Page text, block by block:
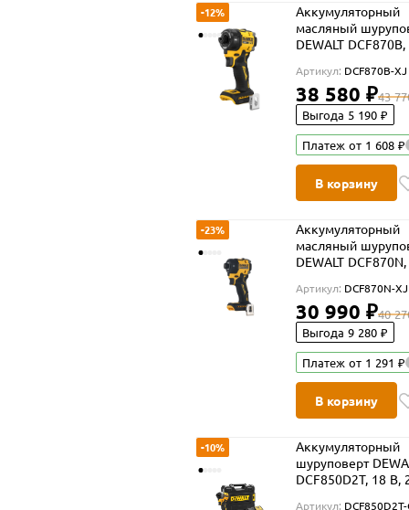
-12%
Аккумуляторный
масляный
DEWALT
АКБ и ЗУ
Артикул: DCF870B-XJ
38 580 ₽43
Выгода 5 190 ₽
Платеж от 1 608 ₽
В корзину
-23%
Аккумуляторный
масляный
DEWALT
АКБ и ЗУ
Артикул: DCF870N-XJ
30 990 ₽40
Выгода 9 280 ₽
Платеж от 1 291 ₽
В корзину
-10%
Аккумуляторный
шуруповерт
DCF850D2T, 18 В,
Артикул: